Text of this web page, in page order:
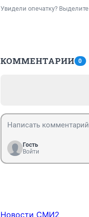
Увидели опечатку?
КОММЕНТАРИИ 0
Гость
Войти
Новости СМИ2